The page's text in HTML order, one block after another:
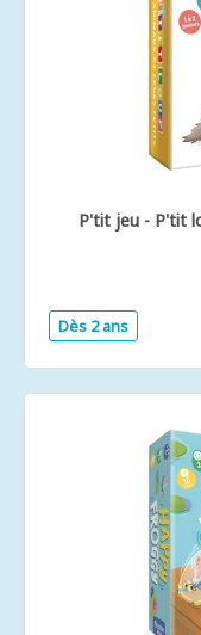
P'tit jeu - P'tit
Dès 2 ans